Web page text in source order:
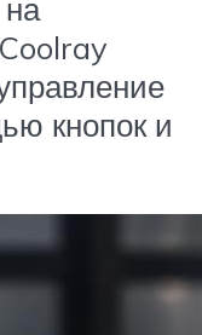
кнопок и